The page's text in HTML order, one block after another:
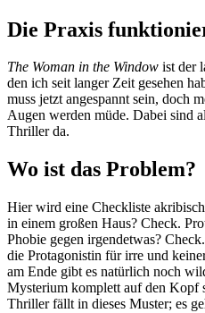
Die Praxis
The Woman in the Window ist der
den ich seit langer Zeit gesehen
muss jetzt angespannt sein, doch
Augen werden müde. Dabei sind
Thriller da.
Wo ist das Problem?
Hier wird eine Checkliste
in einem großen Haus? Check.
Phobie gegen irgendetwas?
die Protagonistin für irre und
am Ende gibt es natürlich noch
Mysterium komplett auf den Kopf
Thriller fällt in dieses Muster; es